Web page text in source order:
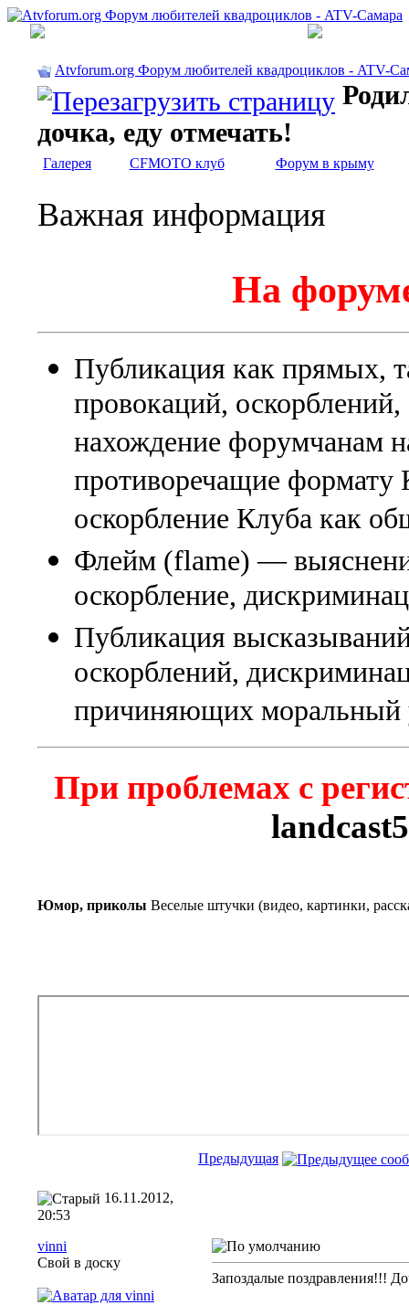
Atvforum.org Форум любителей квадроциклов - ATV-
дочка, еду отмечать!
Галерея CFMOTO клуб Форум в крыму
Важная информация
На
Публикация как прямых,
провокаций,
нахождение форумчанам
противоречащие формату
оскорбление Клуба как
Флейм (flame) —
оскорбление,
Публикация
оскорблений,
причиняющих моральный
При проблемах с
Юмор, приколы Веселые штучки (видео, картинки,
Предыдущая
16.11.2012,
20:53
vinni
Свой в доску
Запоздалые поздравления!!!